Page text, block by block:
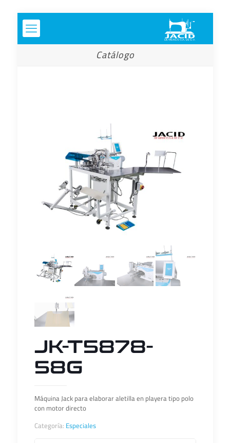
Catálogo
JK-T5878-
58G
Máquina Jack para elaborar aletilla en playera tipo polo
con motor directo
Categoría: Especiales